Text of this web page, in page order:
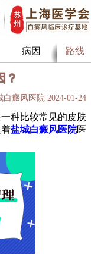
病因 路线
？
白癜风医院 2024-01-24
种比较常见的皮肤
盐城白癜风医院医